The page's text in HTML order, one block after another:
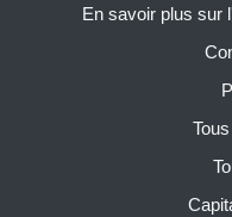
En savoir plus sur